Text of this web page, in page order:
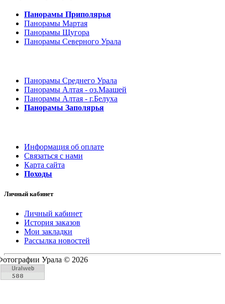
Панорамы Приполярья
Панорамы Мартая
Панорамы Щугора
Панорамы Северного Урала
Панорамы Среднего Урала
Панорамы Алтая - оз.Маашей
Панорамы Алтая - г.Белуха
Панорамы Заполярья
Информация об оплате
Связаться с нами
Карта сайта
Походы
Личный кабинет
Личный кабинет
История заказов
Мои закладки
Рассылка новостей
Урала © 2026